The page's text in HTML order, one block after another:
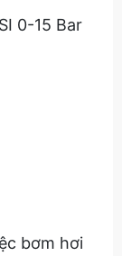
0-15 Bar
bơm hơi